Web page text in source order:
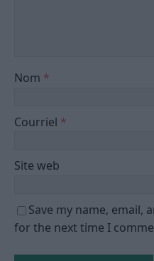
Nom *
Courriel *
Site web
Save my name, email,
for the next time I